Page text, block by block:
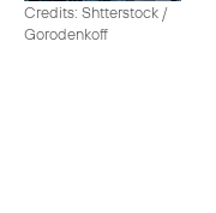
Credits: Shtterstock /
Gorodenkoff